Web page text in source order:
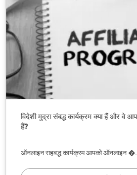
विदेशी मुद्रा संबद्ध कार्यक्रम क्या हैं और वे
हैं?
ऑनलाइन सहबद्ध कार्यक्रम आपको ऑनलाइन